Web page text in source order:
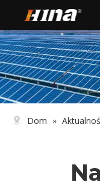
Dom »